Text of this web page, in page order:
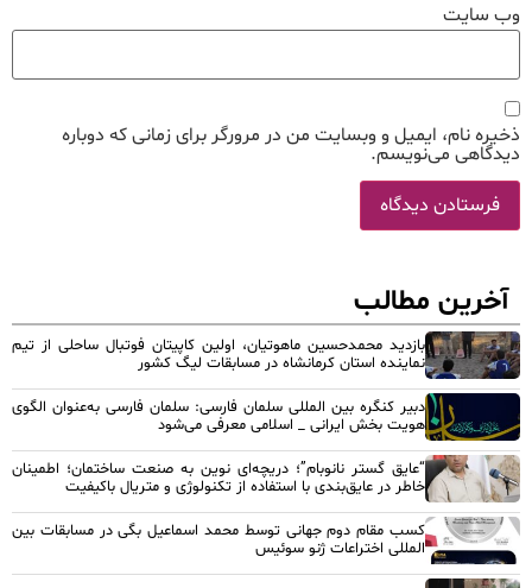
وب‌ سایت
ذخیره نام، ایمیل و وبسایت من در مرورگر برای زمانی که دوباره
دیدگاهی می‌نویسم.
آخرین مطالب
بازدید محمدحسین ماهوتیان، اولین کاپیتان فوتبال ساحلی از تیم
نماینده استان کرمانشاه در مسابقات لیگ کشور
دبیر کنگره بین المللی سلمان فارسی: سلمان فارسی به‌عنوان الگوی
هویت بخش ایرانی _ اسلامی معرفی می‌شود
“عایق گستر نانوبام”؛ دریچه‌ای نوین به صنعت ساختمان؛ اطمینان
خاطر در عایق‌بندی با استفاده از تکنولوژی و متریال باکیفیت
کسب مقام دوم جهانی توسط محمد اسماعیل بگی در مسابقات بین
المللی اختراعات ژنو سوئیس